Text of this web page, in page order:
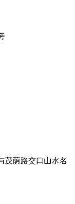
茂荫路交口山水名